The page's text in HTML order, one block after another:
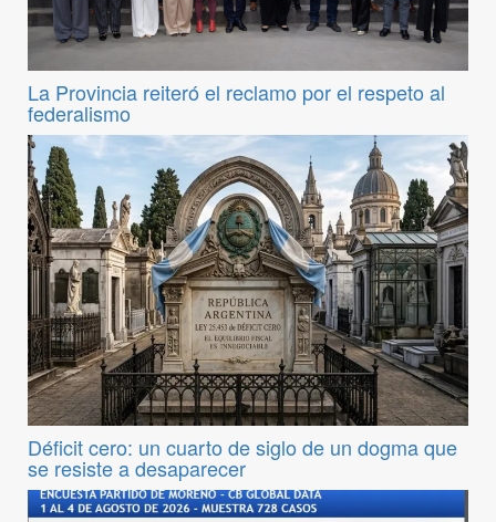
La Provincia reiteró el reclamo por el respeto al
federalismo
Déficit cero: un cuarto de siglo de un dogma que
se resiste a desaparecer